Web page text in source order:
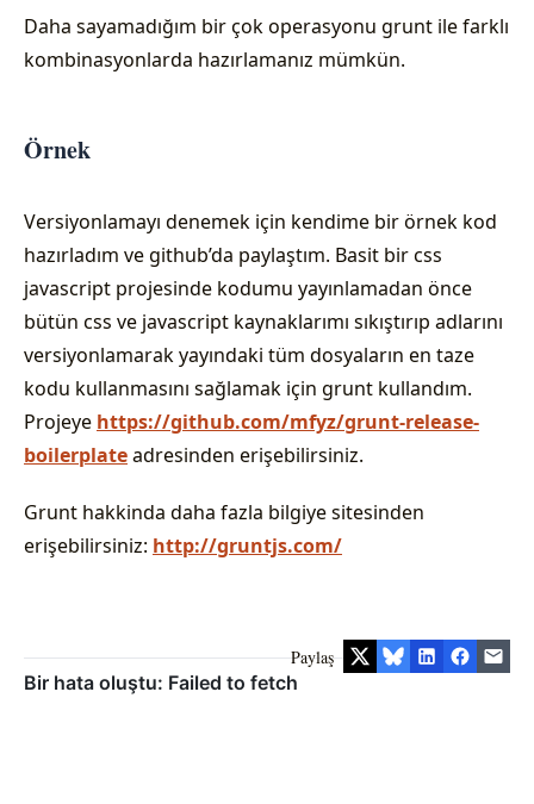
Daha sayamadığım bir çok operasyonu grunt ile farklı
kombinasyonlarda hazırlamanız mümkün.
Örnek
Versiyonlamayı denemek için kendime bir örnek kod
hazırladım ve github’da paylaştım. Basit bir css
javascript projesinde kodumu yayınlamadan önce
bütün css ve javascript kaynaklarımı sıkıştırıp adlarını
versiyonlamarak yayındaki tüm dosyaların en taze
kodu kullanmasını sağlamak için grunt kullandım.
Projeye https://github.com/mfyz/grunt-release-
boilerplateadresinden erişebilirsiniz.
Grunt hakkinda daha fazla bilgiye sitesinden
erişebilirsiniz: http://gruntjs.com/
Paylaş